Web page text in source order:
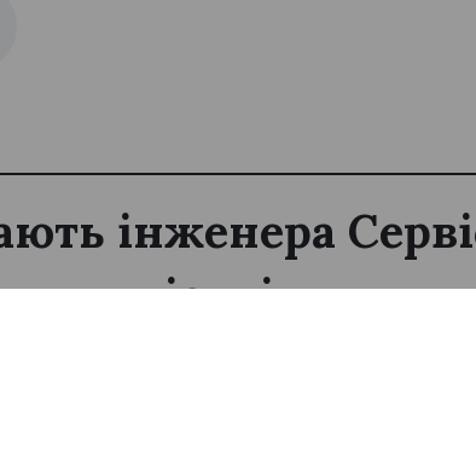
інженера
клієнтів